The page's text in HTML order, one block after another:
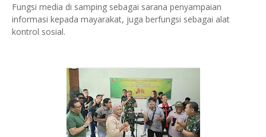
Fungsi media di samping sebagai sarana penyampaian
informasi kepada mayarakat, juga berfungsi sebagai alat
kontrol sosial.